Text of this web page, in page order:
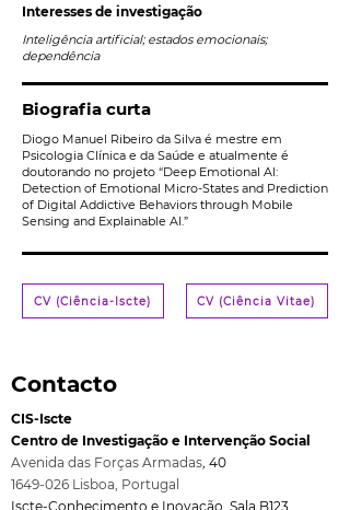
Interesses de investigação
Inteligência artificial; estados emocionais;
dependência
Biografia curta
Diogo Manuel Ribeiro da Silva é mestre em
Psicologia Clínica e da Saúde e atualmente é
doutorando no projeto “Deep Emotional AI:
Detection of Emotional Micro-States and Prediction
of Digital Addictive Behaviors through Mobile
Sensing and Explainable AI.”
CV (Ciência-Iscte) CV (Ciência Vitae)
Contacto
CIS-Iscte
Centro de Investigação e Intervenção Social
Avenida das Forças Armadas, 40
1649-026 Lisboa, Portugal
Iscte-Conhecimento e Inovação, Sala B123